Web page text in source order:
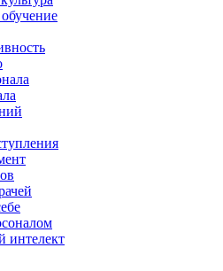
интелект